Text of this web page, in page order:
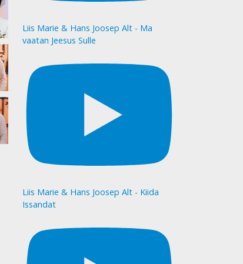
Liis Marie & Hans Joosep Alt - Ma
vaatan Jeesus Sulle
Liis Marie & Hans Joosep Alt - Kiida
Issandat